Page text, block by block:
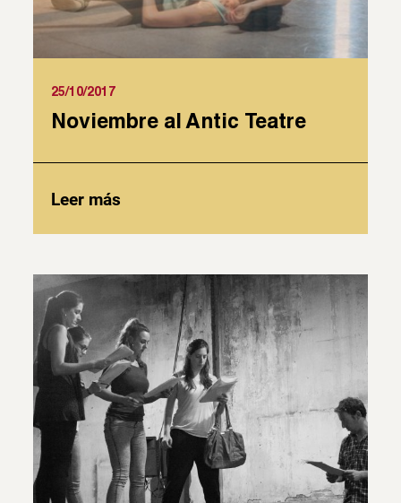
25/10/2017
Noviembre al Antic Teatre
Leer más